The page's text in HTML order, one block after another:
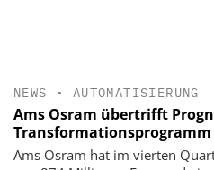
NEWS • AUTOMATISIERUNG
Ams Osram übertrifft
Transformationsprogramm
Ams Osram hat im vierten